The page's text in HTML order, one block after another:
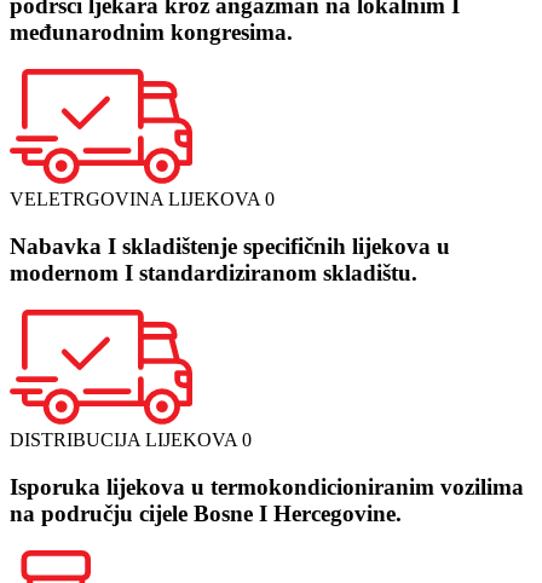
podršci ljekara kroz angažman na lokalnim I
međunarodnim kongresima.
VELETRGOVINA LIJEKOVA 0
Nabavka I skladištenje specifičnih lijekova u
modernom I standardiziranom skladištu.
DISTRIBUCIJA LIJEKOVA 0
Isporuka lijekova u termokondicioniranim vozilima
na području cijele Bosne I Hercegovine.